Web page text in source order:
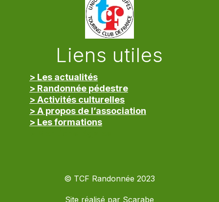
Liens utiles
> Les actualités
> Randonnée pédestre
> Activités culturelles
> A propos de l’association
> Les formations
© TCF Randonnée 2023
Site réalisé par Scarabe